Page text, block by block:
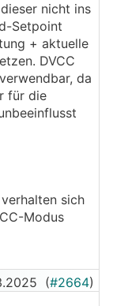
nicht ins
Setpoint
+ aktuelle
DVCC
da
für die
sich
Modus
(#2664)